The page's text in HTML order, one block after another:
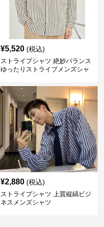
¥5,520 (税込)
ストライプシャツ 絶妙バランス
ゆったりストライプメンズシャ
¥2,880 (税込)
ストライプシャツ 上質縦縞ビジ
ネスメンズシャツ